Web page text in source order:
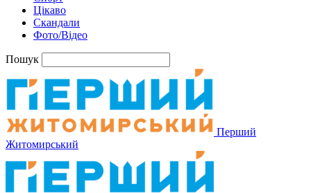
Цікаво
Скандали
Фото/Відео
Пошук
Перший
Житомирський